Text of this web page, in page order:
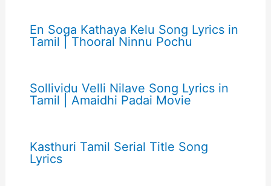
En Soga Kathaya Kelu Song Lyrics in
Tamil | Thooral Ninnu Pochu
Sollividu Velli Nilave Song Lyrics in
Tamil | Amaidhi Padai Movie
Kasthuri Tamil Serial Title Song
Lyrics